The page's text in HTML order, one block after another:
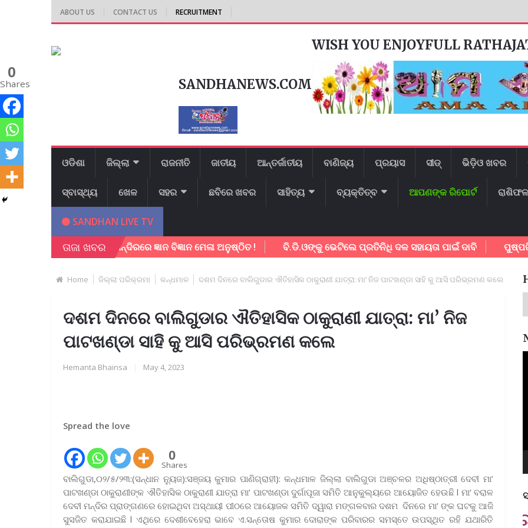
ABOUT US CONTACT US RECRUITMENT
WISH YOU ENJOYFULL
SANDHANEWS.COM
ଓଡିଶା ଜିଲ୍ଲା ରାଜନୀତି ଜାତୀୟ ଆନ୍ତର୍ଜାତୀୟ ବାଣିଜ୍ୟ ପ୍ରୟାସ ସୀଡ୍ ଭିଡ଼ିଓ ଖବର
ସ୍ବାସ୍ଥ୍ୟ ଖେଳ ସହର ଛବିରେ ଖବର ସାହିତ୍ୟ ବ୍ୟକ୍ତିତ୍ବ ଆପଣଙ୍କ ରିପୋର୍ଟ ରାଶିଫଳ
SANDHAN LIVE TV
ତାଜା ଖବର
ସରସ୍ଵତୀ ଶିଶୁ ବିଦ୍ୟା ମନ୍ଦିରରେ ଜ୍ଞାନ ବିଜ୍ଞାନ ମେଳା ଅନୁଷ୍ଠିତ ! ବି.ଡି.ଓଙ୍କୁ ଭେଟିଲେ ପ୍ରତିନିଧି ଦଳ ସହାୟତା ପାଇଁ ଦାବି ପୁଷ୍ପଗିରି
Home ଜିଲ୍ଲା ପରିକ୍ରମା କନ୍ଧମାଳ ଦଶମ ଦିନରେ ବାଲିଗୁଡାର ଐତିହାସିକ ଠାକୁରାଣୀ ଯାତ୍ରା: ମା’ ନିଜ ପାଟଖଣ୍ଡା ସାହି କୁ ଆସି ପରିଭ୍ରମଣ କଲେ
ଦଶମ ଦିନରେ ବାଲିଗୁଡାର ଐତିହାସିକ ଠାକୁରାଣୀ ଯାତ୍ରା: ମା’ ନିଜ
ପାଟଖଣ୍ଡା ସାହି କୁ ଆସି ପରିଭ୍ରମଣ କଲେ
Hemanta Bhainsa May 4, 2023
Spread the love
0
Shares
ବାଲିଗୁଡା,୦୨/୫/୨୩:(ସନ୍ଧାନ ନ୍ୟୁଜ):ସଞ୍ଜୟ କୁମାର ପାଣିଗ୍ରାହୀ): କନ୍ଧମାଳ ଜିଲ୍ଲା ବାଲିଗୁଡା ଅଞ୍ଚଳର ଅଧିଷ୍ଠାତ୍ରୀ ଦେବୀ ମା’
ପାଟଖଣ୍ଡା ଠାକୁରାଣୀଙ୍କ ଐତିହାସିକ ଠାକୁରାଣୀ ଯାତ୍ରା ମା’ ପାଟଖଣ୍ଡା ଦୁର୍ଗାପୂଜା ସମିତି ଆନୁକୁଲ୍ୟରେ ଆୟୋଜିତ ହେଉଛି l ମା’ ବରାଳ
ଦେବୀ ମନ୍ଦିର ପ୍ରାଙ୍ଗଣରେ ହୋଇଥିବା ଅସ୍ଥାୟୀ ପୀଠରେ ଆୟୋଜକ ସମିତି ଦ୍ୱାରା ମଙ୍ଗଳବାର ଦଶମ ଦିନରେ ମା’ ଙ୍କ ଘଟକୁ ଆଜି
ସୁସଜିତ କରାଯାଇଛି l ଏଥିରେ ଦେଶୀବେହେରା ଭାବେ ଏ.ସନ୍ତୋଷ କୁମାର ଦୋରାଙ୍କ ପରିବାରର ସମସ୍ତେ ଉପସ୍ଥିତ ରହି ଯଥାରିତି
0
Shares